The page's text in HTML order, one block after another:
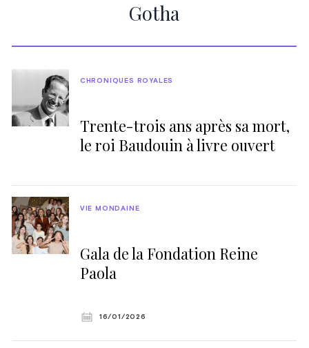
Gotha
Trente-trois ans après sa mort,
le roi Baudouin à livre ouvert
CHRONIQUES ROYALES
Gala de la Fondation Reine
Paola
VIE MONDAINE
16/01/2026